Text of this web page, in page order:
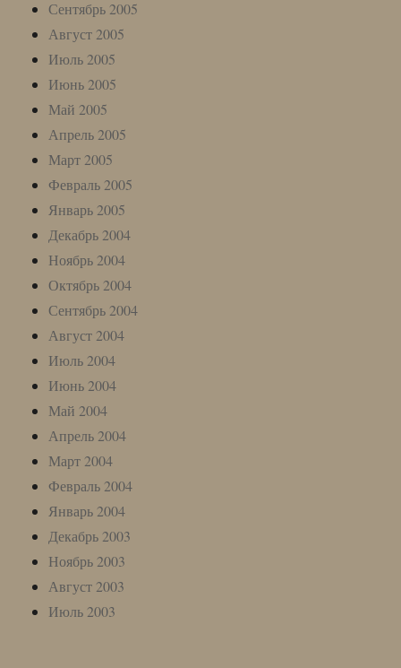
Сентябрь 2005
Август 2005
Июль 2005
Июнь 2005
Май 2005
Апрель 2005
Март 2005
Февраль 2005
Январь 2005
Декабрь 2004
Ноябрь 2004
Октябрь 2004
Сентябрь 2004
Август 2004
Июль 2004
Июнь 2004
Май 2004
Апрель 2004
Март 2004
Февраль 2004
Январь 2004
Декабрь 2003
Ноябрь 2003
Август 2003
Июль 2003